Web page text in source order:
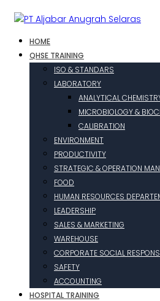
HOME
QHSE TRAINING
ISO & STANDARS
LABORATORY
ANALYTICAL
MICROBIOLOGY &
CALIBRATION
ENVIRONMENT
PRODUCTIVITY
STRATEGIC & OPERATION
FOOD
HUMAN RESOURCES
LEADERSHIP
SALES & MARKETING
WAREHOUSE
CORPORATE SOCIAL
SAFETY
ACCOUNTING
HOSPITAL TRAINING